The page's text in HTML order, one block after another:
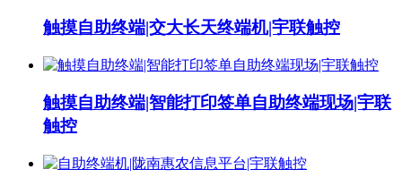
触摸自助终端|交大长天终端机|宇联触控
触摸自助终端|智能打印签单自助终端现场|宇联
触控